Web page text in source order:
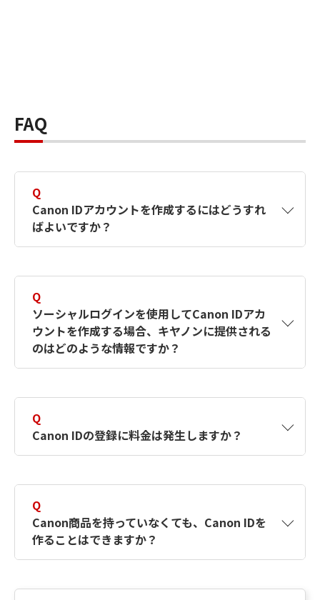
FAQ
Q
Canon IDアカウントを作成するにはどうすれ
ばよいですか？
す。詳しい作成方法は【カメラ】Canon IDとは
何ですか？Canon IDの作成方法は？をご確認く
ださい。
Q
ソーシャルログインを使用してCanon IDアカ
ウントを作成する場合、キヤノンに提供される
のはどのような情報ですか？
択したサービスから取得します。アカウントを
簡単に作成できるように、この情報を使用して
Canon IDの登録フォームを入力します。
Q
Canon IDの登録に料金は発生しますか？
Q
Canon商品を持っていなくても、Canon IDを
作ることはできますか？